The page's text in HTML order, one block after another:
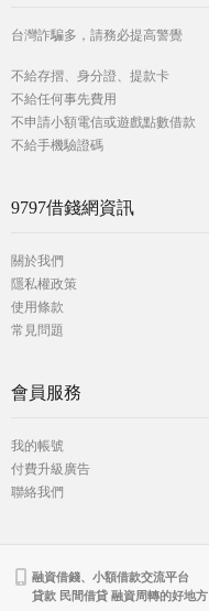
台灣詐騙多，請務必提高警覺
不給存摺、身分證、提款卡
不給任何事先費用
不申請小額電信或遊戲點數借款
不給手機驗證碼
9797借錢網資訊
關於我們
隱私權政策
使用條款
常見問題
會員服務
我的帳號
付費升級廣告
聯絡我們
融資借錢、小額借款交流平台
貸款 民間借貸 融資周轉的好地方